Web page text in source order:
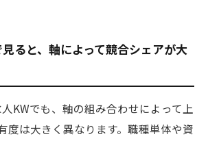
ると、軸によって競合シェアが大
KWでも、軸の組み合わせによって上
度は大きく異なります。職種単体や資